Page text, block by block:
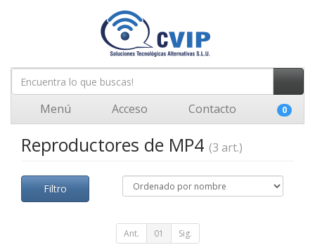
Menú Acceso Contacto 0
Reproductores de MP4 (3 art.)
Filtro
Ant. 01 Sig.